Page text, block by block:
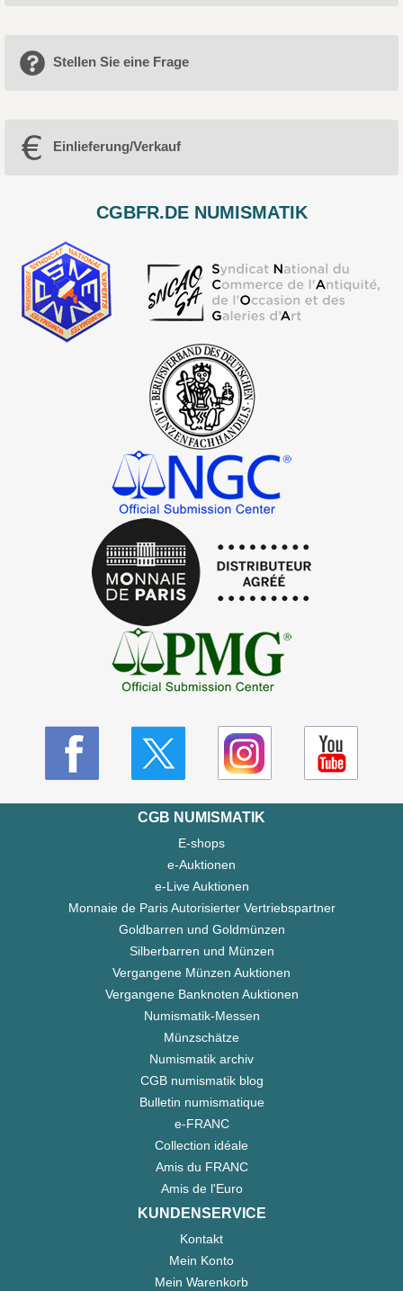
Stellen Sie eine Frage
Einlieferung/Verkauf
CGBFR.DE NUMISMATIK
CGB NUMISMATIK
E-shops
e-Auktionen
e-Live Auktionen
Monnaie de Paris Autorisierter Vertriebspartner
Goldbarren und Goldmünzen
Silberbarren und Münzen
Vergangene Münzen Auktionen
Vergangene Banknoten Auktionen
Numismatik-Messen
Münzschätze
Numismatik archiv
CGB numismatik blog
Bulletin numismatique
e-FRANC
Collection idéale
Amis du FRANC
Amis de l'Euro
KUNDENSERVICE
Kontakt
Mein Konto
Mein Warenkorb